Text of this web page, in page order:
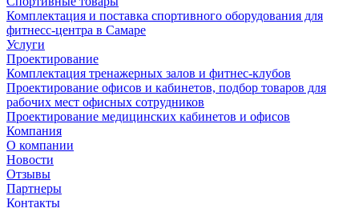
Комплектация и поставка спортивного оборудования для
фитнесс-центра в Самаре
Услуги
Проектирование
Комплектация тренажерных залов и фитнес-клубов
Проектирование офисов и кабинетов, подбор товаров для
рабочих мест офисных сотрудников
Проектирование медицинских кабинетов и офисов
Компания
О компании
Новости
Отзывы
Партнеры
Контакты